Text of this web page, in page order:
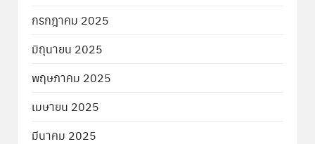
กรกฎาคม 2025
มิถุนายน 2025
พฤษภาคม 2025
เมษายน 2025
มีนาคม 2025